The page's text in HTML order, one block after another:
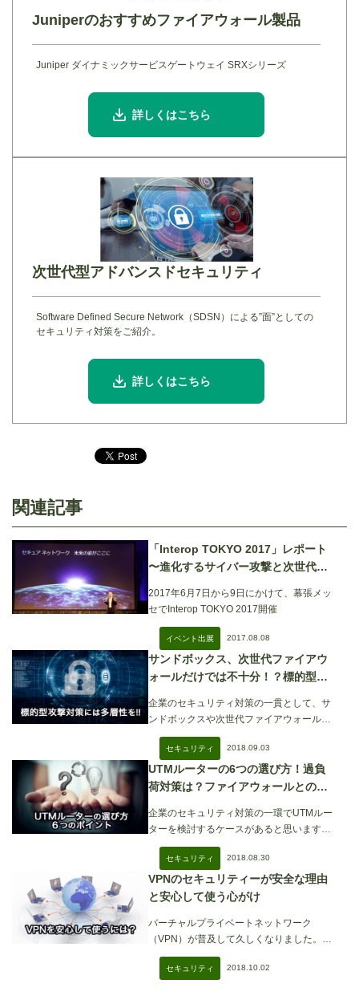
Juniperのおすすめファイアウォール製品
Juniper ダイナミックサービスゲートウェイ SRXシリーズ
詳しくはこちら
次世代型アドバンスドセキュリティ
Software Defined Secure Network（SDSN）による”面”としての
セキュリティ対策をご紹介。
詳しくはこちら
関連記事
「Interop TOKYO 2017」レポート
〜進化するサイバー攻撃と次世代ネ
ットワークセキュリティ〜
2017年6月7日から9日にかけて、幕張メッ
セでInterop TOKYO 2017開催
イベント出展 2017.08.08
サンドボックス、次世代ファイアウ
ォールだけでは不十分！？標的型攻
企業のセキュリティ対策の一貫として、サ
ンドボックスや次世代ファイアウォールの
利用は一般的
セキュリティ 2018.09.03
UTMルーターの6つの選び方！過負
荷対策は？ファイアウォールとの違
企業のセキュリティ対策の一環でUTMルー
ターを検討するケースがあると思います。
ファイアウ
セキュリティ 2018.08.30
VPNのセキュリティーが安全な理由
と安心して使う心がけ
バーチャルプライベートネットワーク
（VPN）が普及して久しくなりました。
VPNを利用中
セキュリティ 2018.10.02